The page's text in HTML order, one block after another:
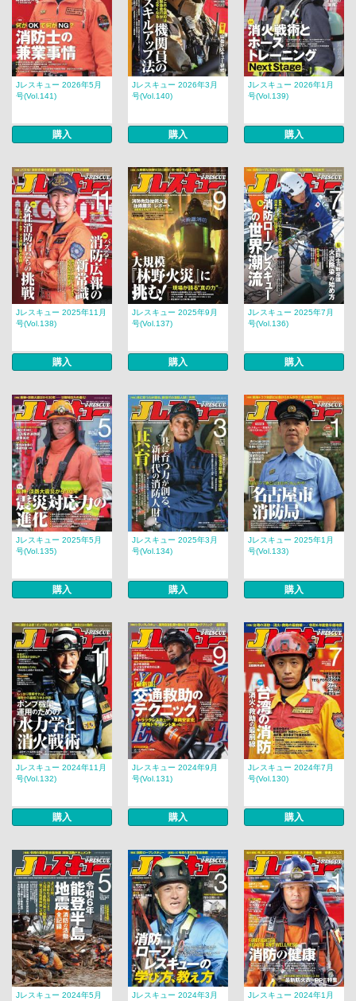
Jレスキュー 2026年5月
号(Vol.141)
購入
Jレスキュー 2026年3月
号(Vol.140)
購入
Jレスキュー 2026年1月
号(Vol.139)
購入
Jレスキュー 2025年11月
号(Vol.138)
購入
Jレスキュー 2025年9月
号(Vol.137)
購入
Jレスキュー 2025年7月
号(Vol.136)
購入
Jレスキュー 2025年5月
号(Vol.135)
購入
Jレスキュー 2025年3月
号(Vol.134)
購入
Jレスキュー 2025年1月
号(Vol.133)
購入
Jレスキュー 2024年11月
号(Vol.132)
購入
Jレスキュー 2024年9月
号(Vol.131)
購入
Jレスキュー 2024年7月
号(Vol.130)
購入
Jレスキュー 2024年5月
Jレスキュー 2024年3月
Jレスキュー 2024年1月